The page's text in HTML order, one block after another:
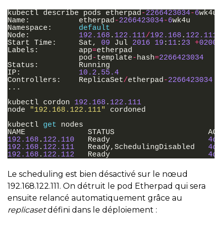
kubectl describe pods etherpad-2266423034-6wk4u
Name : etherpad-2266423034-6wk4u
Namespace :
default
Node : 192.168 . 122.111/192.168 . 122.111
Start Time : Sat, 09 Jul 2016 19 : 11: 23 +0200
Labels : app=etherpad
pod-template-hash=2266423034
Status :
Running
IP: 10.2 . 55.4
Controllers : ReplicaSet/etherpad-2266423034
...
kubectl cordon 192.168 . 122.111
node
"192.168.122.111"
cordoned
kubectl get
nodes
NAME
STATUS
AGE
192.168 . 122.110 Ready
4d
192.168 . 122.111 Ready, SchedulingDisabled
4d
192.168 . 122.112 Ready 4d
Le scheduling est bien désactivé sur le nœud
192.168.122.111. On détruit le pod Etherpad qui sera
ensuite relancé automatiquement grâce au
replicasetdéfini dans le déploiement :